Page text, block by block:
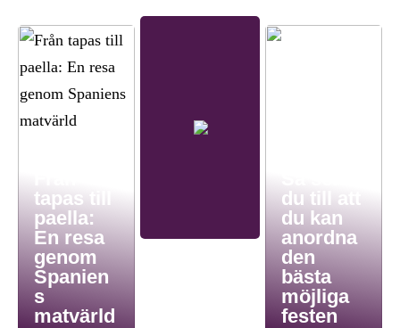
tapas till
paella:
En resa
genom
Spanien
s
matvärld
du till att
du kan
anordna
den
bästa
möjliga
festen